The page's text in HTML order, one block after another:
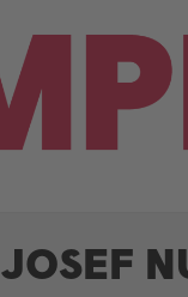
JOSEF